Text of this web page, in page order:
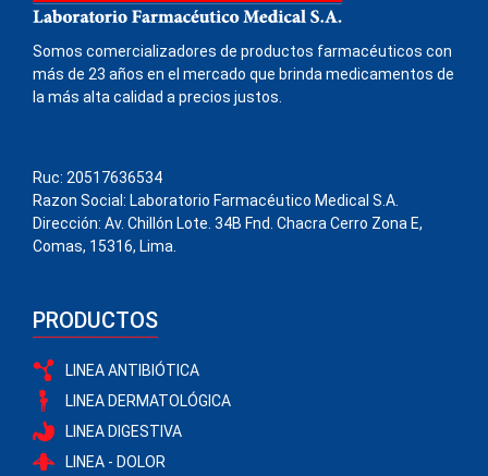
Somos comercializadores de productos farmacéuticos con
más de 23 años en el mercado que brinda medicamentos de
la más alta calidad a precios justos.
Ruc: 20517636534
Razon Social: Laboratorio Farmacéutico Medical S.A.
Dirección: Av. Chillón Lote. 34B Fnd. Chacra Cerro Zona E,
Comas, 15316, Lima.
PRODUCTOS
LINEA ANTIBIÓTICA
LINEA DERMATOLÓGICA
LINEA DIGESTIVA
LINEA - DOLOR